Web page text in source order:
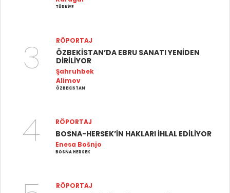
TÜRKİYE
3 RÖPORTAJ
ÖZBEKİSTAN’DA EBRU SANATI YENİDEN
DİRİLİYOR
Şahruhbek
Alimov
ÖZBEKİSTAN
4 RÖPORTAJ
BOSNA-HERSEK’İN HAKLARI İHLAL EDİLİYOR
Enesa Bošnjo
BOSNA HERSEK
RÖPORTAJ